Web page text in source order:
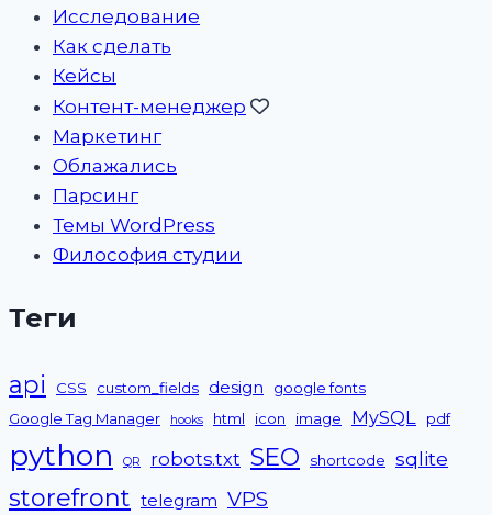
Исследование
Как сделать
Кейсы
Контент-менеджер
Маркетинг
Облажались
Парсинг
Темы WordPress
Философия студии
Теги
api CSS custom_fields design
google fonts
Google Tag Manager
hooks html icon image MySQL pdf
python QR robots.txt SEO shortcode sqlite
storefront telegram VPS